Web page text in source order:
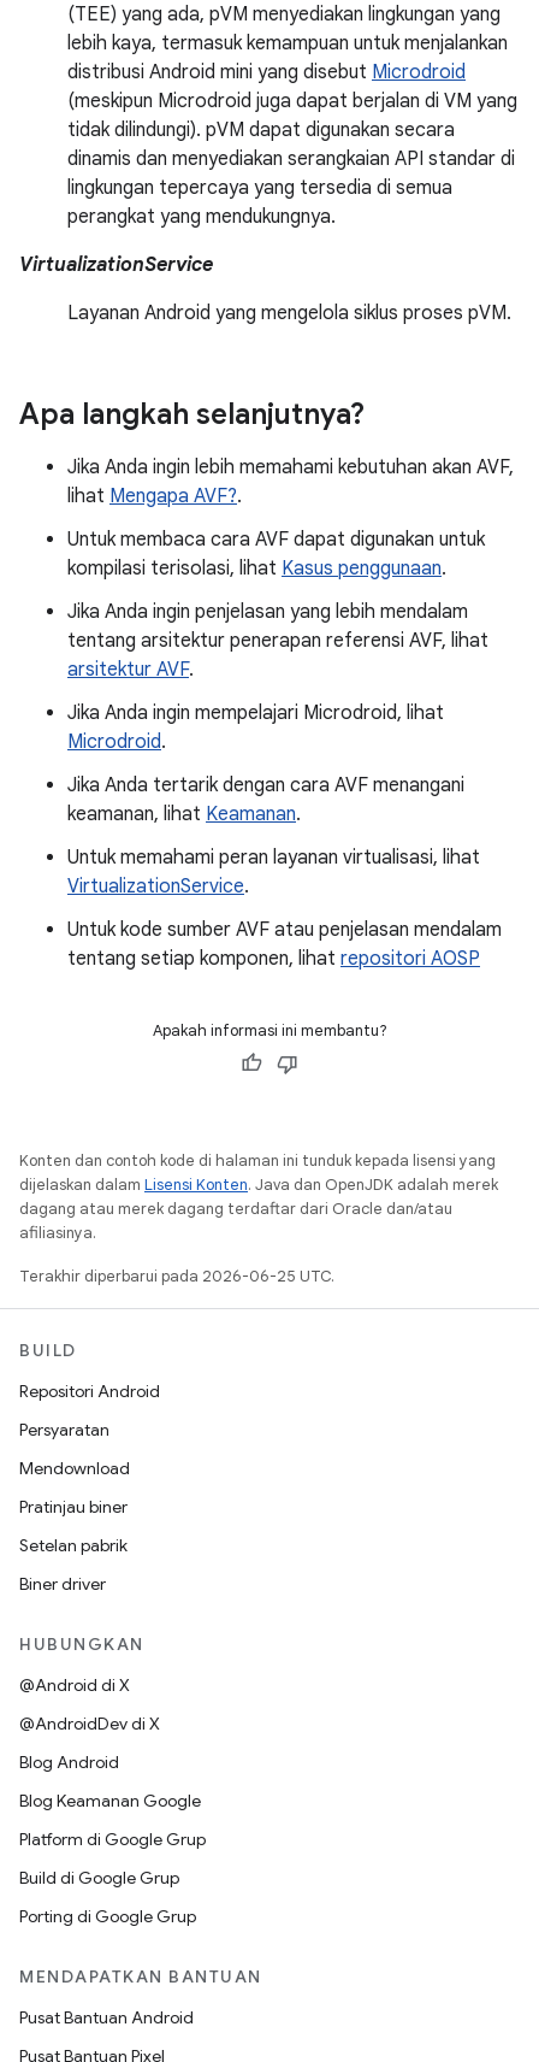
(TEE) yang ada, pVM menyediakan lingkungan yang
lebih kaya, termasuk kemampuan untuk menjalankan
distribusi Android mini yang disebut Microdroid
(meskipun Microdroid juga dapat berjalan di VM yang
tidak dilindungi). pVM dapat digunakan secara
dinamis dan menyediakan serangkaian API standar di
lingkungan tepercaya yang tersedia di semua
perangkat yang mendukungnya.
VirtualizationService
Layanan Android yang mengelola siklus proses pVM.
Apa langkah selanjutnya?
Jika Anda ingin lebih memahami kebutuhan akan AVF,
lihat Mengapa AVF?.
Untuk membaca cara AVF dapat digunakan untuk
kompilasi terisolasi, lihat Kasus penggunaan.
Jika Anda ingin penjelasan yang lebih mendalam
tentang arsitektur penerapan referensi AVF, lihat
arsitektur AVF.
Jika Anda ingin mempelajari Microdroid, lihat
Microdroid.
Jika Anda tertarik dengan cara AVF menangani
keamanan, lihat Keamanan.
Untuk memahami peran layanan virtualisasi, lihat
VirtualizationService.
Untuk kode sumber AVF atau penjelasan mendalam
tentang setiap komponen, lihat repositori AOSP
Apakah informasi ini membantu?
Konten dan contoh kode di halaman ini tunduk kepada lisensi yang
dijelaskan dalam Lisensi Konten. Java dan OpenJDK adalah merek
dagang atau merek dagang terdaftar dari Oracle dan/atau
afiliasinya.
Terakhir diperbarui pada 2026-06-25 UTC.
BUILD
Repositori Android
Persyaratan
Mendownload
Pratinjau biner
Setelan pabrik
Biner driver
HUBUNGKAN
@Android di X
@AndroidDev di X
Blog Android
Blog Keamanan Google
Platform di Google Grup
Build di Google Grup
Porting di Google Grup
MENDAPATKAN BANTUAN
Pusat Bantuan Android
Pusat Bantuan Pixel